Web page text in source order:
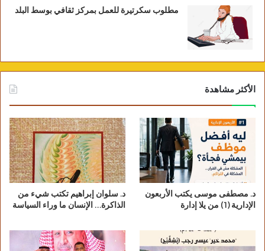
مطلوب سكرتيرة للعمل بمركز ثقافي بوسط البلد
الأكثر مشاهدة
د. مصطفى موسى يكتب الأربعون
الإدارية (1) من يلا إدارة
د. سلوان إبراهيم تكتب شيء من
الذاكرة… الإنسان ما وراء السياسة